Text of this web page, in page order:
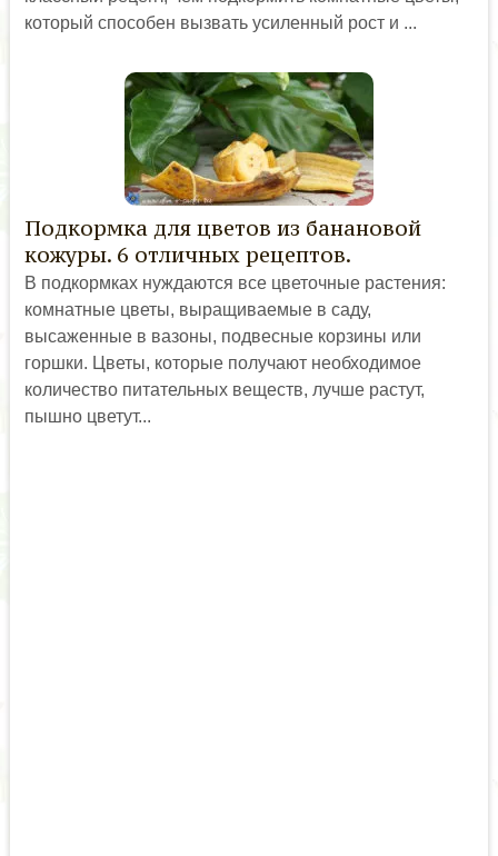
который способен вызвать усиленный рост и ...
Подкормка для цветов из банановой
кожуры. 6 отличных рецептов.
В подкормках нуждаются все цветочные растения:
комнатные цветы, выращиваемые в саду,
высаженные в вазоны, подвесные корзины или
горшки. Цветы, которые получают необходимое
количество питательных веществ, лучше растут,
пышно цветут...